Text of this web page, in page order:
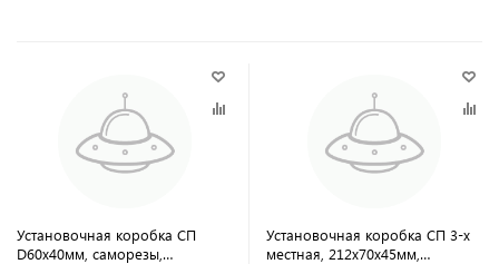
Установочная коробка СП
D60х40мм, саморезы,
Установочная коробка СП 3-х
местная, 212х70х45мм,